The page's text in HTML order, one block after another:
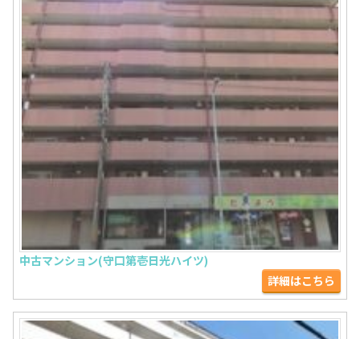
中古マンション(守口第壱日光ハイツ)
詳細はこちら